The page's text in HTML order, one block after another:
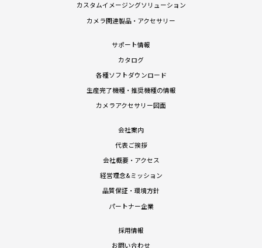
カスタムイメージングソリューション
カメラ関連製品・アクセサリー
サポート情報
カタログ
各種ソフトダウンロード
生産完了機種・推奨機種の情報
カメラアクセサリー図面
会社案内
代表ご挨拶
会社概要・アクセス
経営理念&ミッション
品質保証・環境方針
パートナー企業
採用情報
お問い合わせ